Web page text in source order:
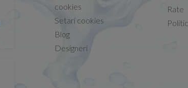
13.02.2026
cookies
Setari cookies
Blog
Designeri
Rate